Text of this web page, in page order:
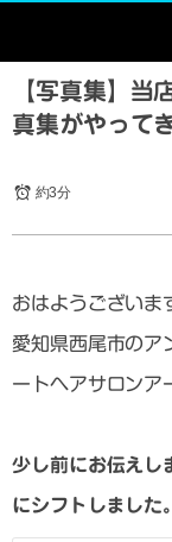
【写真集】当
真集がやって
約3分
おはようございま
愛知県西尾市のア
ートヘアサロンア
少し前にお伝えし
にシフトしました。